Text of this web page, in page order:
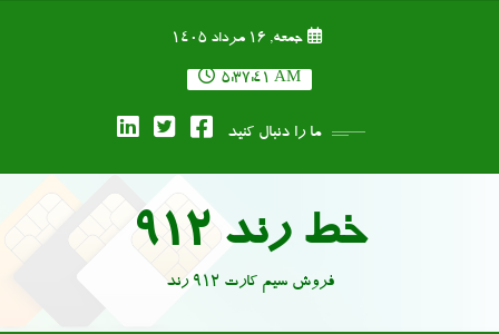
جمعه, ۱۶ مرداد ۱۴۰۵
5:37:41 AM
ما را دنبال کنید
خط رند 912
فروش سیم کارت 912 رند